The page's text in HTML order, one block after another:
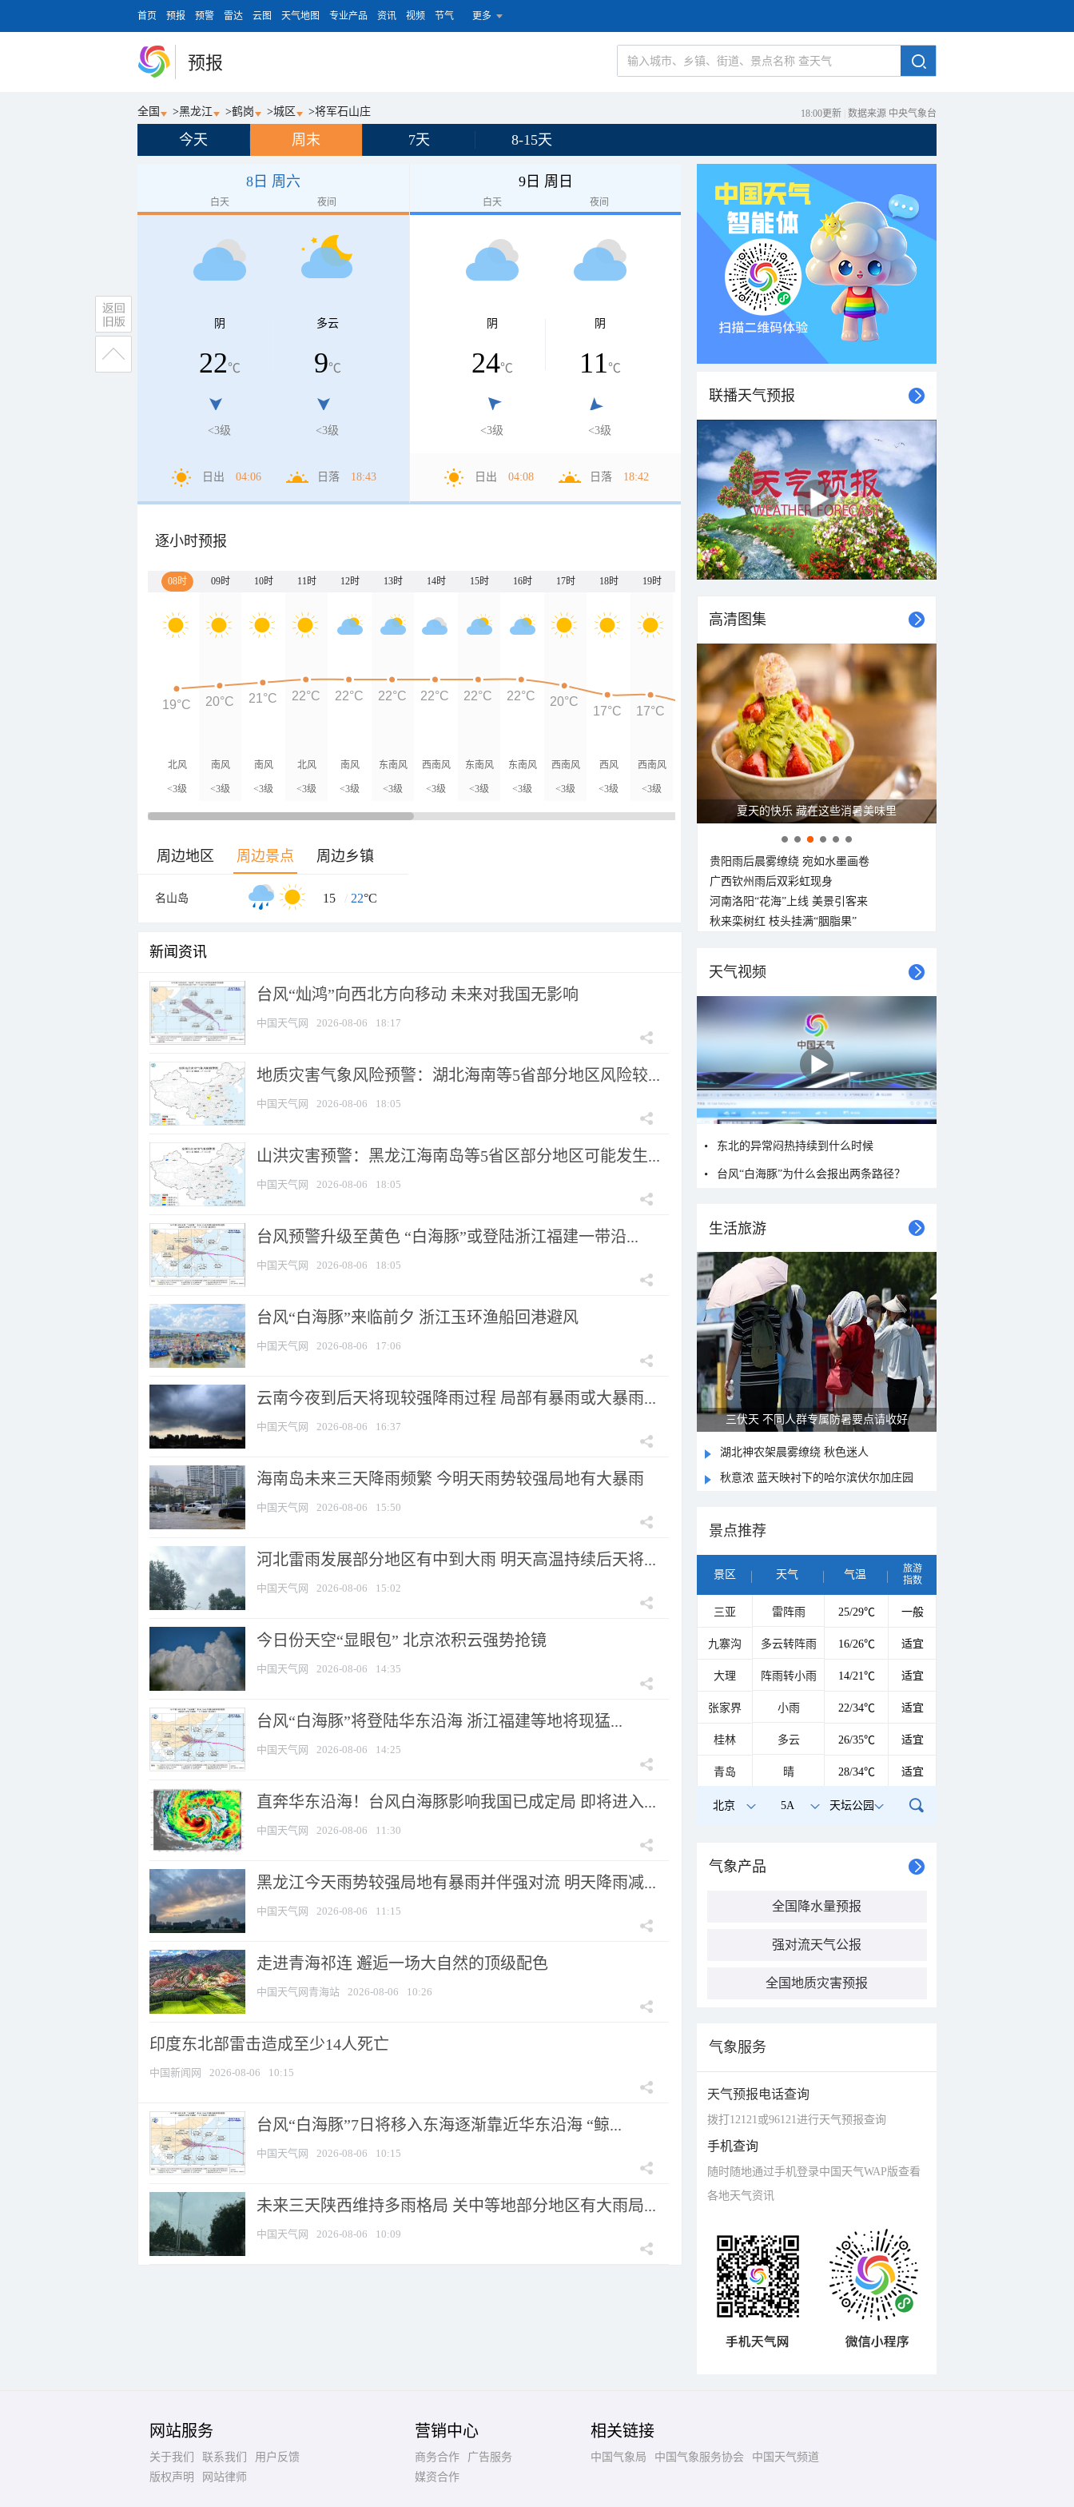
首页 预报 预警 雷达 云图 天气地图 专业产品 资讯 视频 节气 更多
预报
全国 >黑龙江 >鹤岗 >城区 >将军石山庄 18:00更新 数据来源 中央气象台
今天 周末 7天 8-15天
8日 周六
白天 夜间
阴
22℃
<3级
多云
9℃
<3级
日出 04:06 日落 18:43
9日 周日
白天 夜间
阴
24℃
<3级
阴
11℃
<3级
日出 04:08 日落 18:42
逐小时预报
08时 09时 10时 11时 12时 13时 14时 15时 16时 17时 18时 19时 20时 21时 22时 23时 00时 01时
北风
<3级
南风
<3级
南风
<3级
北风
<3级
南风
<3级
东南风
<3级
西南风
<3级
东南风
<3级
东南风
<3级
西南风
<3级
西风
<3级
西南风
<3级
西南风
<3级
南风
<3级
北风
<3级
东南风
<3级
西南风
<3级
19°C 20°C 21°C 22°C 22°C 22°C 22°C 22°C 22°C 20°C
17°C 17°C
14°C 14°C 13°C 12°C
周边地区 周边景点 周边乡镇
名山岛 15 / 22°C
新闻资讯
台风“灿鸿”向西北方向移动 未来对我国无影响
中国天气网 2026-08-06 18:17
地质灾害气象风险预警：湖北海南等5省部分地区风险较...
中国天气网 2026-08-06 18:05
山洪灾害预警：黑龙江海南岛等5省区部分地区可能发生...
中国天气网 2026-08-06 18:05
台风预警升级至黄色 “白海豚”或登陆浙江福建一带沿...
中国天气网 2026-08-06 18:05
台风“白海豚”来临前夕 浙江玉环渔船回港避风
中国天气网 2026-08-06 17:06
云南今夜到后天将现较强降雨过程 局部有暴雨或大暴雨...
中国天气网 2026-08-06 16:37
海南岛未来三天降雨频繁 今明天雨势较强局地有大暴雨
中国天气网 2026-08-06 15:50
河北雷雨发展部分地区有中到大雨 明天高温持续后天将...
中国天气网 2026-08-06 15:02
今日份天空“显眼包” 北京浓积云强势抢镜
中国天气网 2026-08-06 14:35
台风“白海豚”将登陆华东沿海 浙江福建等地将现猛...
中国天气网 2026-08-06 14:25
直奔华东沿海！台风白海豚影响我国已成定局 即将进入...
中国天气网 2026-08-06 11:30
黑龙江今天雨势较强局地有暴雨并伴强对流 明天降雨减...
中国天气网 2026-08-06 11:15
走进青海祁连 邂逅一场大自然的顶级配色
中国天气网青海站 2026-08-06 10:26
印度东北部雷击造成至少14人死亡
中国新闻网 2026-08-06 10:15
台风“白海豚”7日将移入东海逐渐靠近华东沿海 “鲸...
中国天气网 2026-08-06 10:15
未来三天陕西维持多雨格局 关中等地部分地区有大雨局...
中国天气网 2026-08-06 10:09
联播天气预报
高清图集
夏天的快乐 藏在这些消暑美味里
贵阳雨后晨雾缭绕 宛如水墨画卷
广西钦州雨后双彩虹现身
河南洛阳“花海”上线 美景引客来
秋来栾树红 枝头挂满“胭脂果”
天气视频
东北的异常闷热持续到什么时候
台风“白海豚”为什么会报出两条路径？
生活旅游
三伏天 不同人群专属防暑要点请收好
湖北神农架晨雾缭绕 秋色迷人
秋意浓 蓝天映衬下的哈尔滨伏尔加庄园
景点推荐
景区 天气 气温
旅游
指数
三亚 雷阵雨 25/29℃ 一般
九寨沟 多云转阵雨 16/26℃ 适宜
大理 阵雨转小雨 14/21℃ 适宜
张家界 小雨 22/34℃ 适宜
桂林 多云 26/35℃ 适宜
青岛 晴 28/34℃ 适宜
北京 5A 天坛公园
气象产品
全国降水量预报
强对流天气公报
全国地质灾害预报
气象服务
天气预报电话查询
拨打12121或96121进行天气预报查询
手机查询
随时随地通过手机登录中国天气WAP版查看
各地天气资讯
网站服务
关于我们 联系我们
用户反馈
版权声明
网站律师
营销中心
商务合作
广告服务
媒资合作
相关链接
中国气象局 中国气象服务协会 中国天气频道